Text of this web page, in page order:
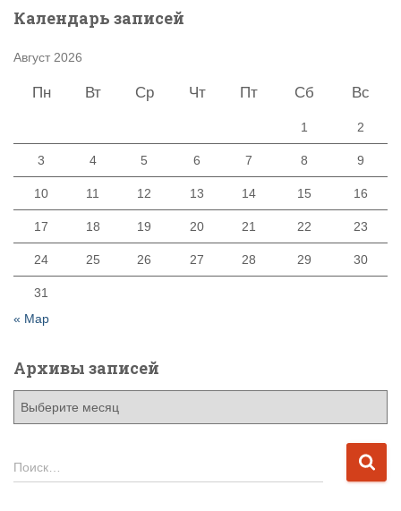
Календарь записей
Август 2026
Пн Вт Ср Чт Пт Сб Вс
1 2
3 4 5 6 7 8 9
10 11 12 13 14 15 16
17 18 19 20 21 22 23
24 25 26 27 28 29 30
31
« Мар
Архивы записей
в
Н
а
Поиск…